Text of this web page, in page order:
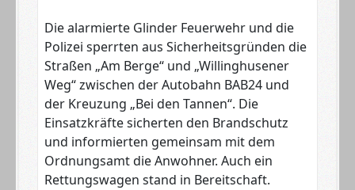
Die alarmierte Glinder Feuerwehr und die
Polizei sperrten aus Sicherheitsgründen die
Straßen „Am Berge“ und „Willinghusener
Weg“ zwischen der Autobahn BAB24 und
der Kreuzung „Bei den Tannen“. Die
Einsatzkräfte sicherten den Brandschutz
und informierten gemeinsam mit dem
Ordnungsamt die Anwohner. Auch ein
Rettungswagen stand in Bereitschaft.